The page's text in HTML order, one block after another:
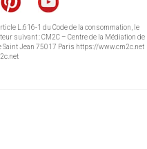
L.616-1 du Code de la consommation, le
suivant : CM2C – Centre de la Médiation de
Saint Jean 75017 Paris https://www.cm2c.net